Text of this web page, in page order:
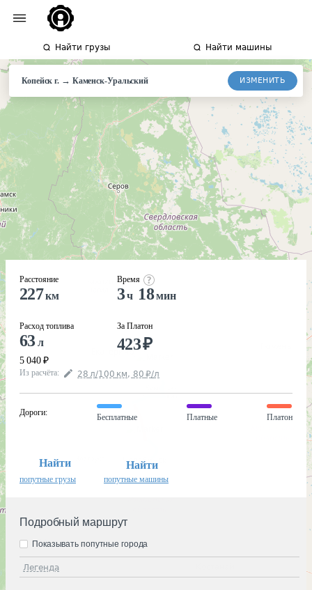
Найти грузы Найти машины
Копейск г. → Каменск-Уральский ИЗМЕНИТЬ
Расстояние
227км
Расход топлива
63л
5 040 ₽
Время
3ч 18мин
За Платон
423₽
Из расчёта: 28 л/100 км, 80 ₽/л
Дороги:
Бесплатные Платные Платон
Найти
попутные грузы
Найти
попутные машины
Подробный маршрут
Легенда
Показывать попутные города